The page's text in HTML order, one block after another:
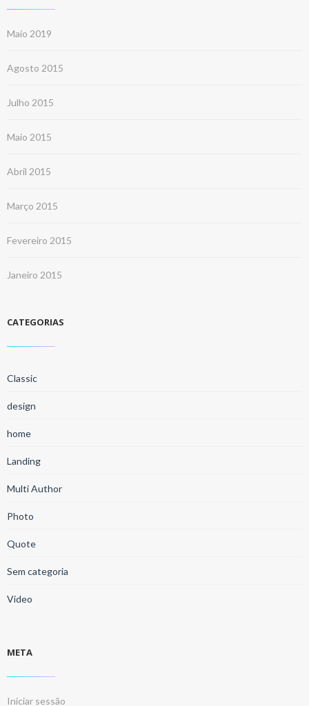
Maio 2019
Agosto 2015
Julho 2015
Maio 2015
Abril 2015
Março 2015
Fevereiro 2015
Janeiro 2015
CATEGORIAS
Classic
design
home
Landing
Multi Author
Photo
Quote
Sem categoria
Video
META
Iniciar sessão